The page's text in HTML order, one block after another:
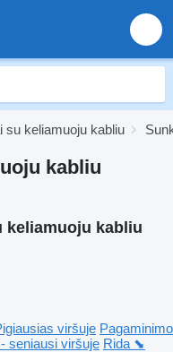
su keliamuoju kabliu
kabliu
keliamuoju kabliu
viršuje Pagaminimo
seniausi viršuje Rida ⬊